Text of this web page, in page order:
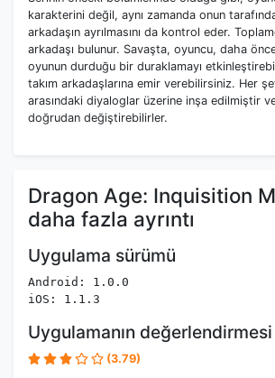
karakterini değil, aynı zamanda onun
arkadaşın ayrılmasını da kontrol eder.
arkadaşı bulunur. Savaşta, oyuncu, daha
oyunun durduğu bir duraklamayı
takım arkadaşlarına emir verebilirsiniz. Her
arasındaki diyaloglar üzerine inşa edilmiştir
doğrudan değiştirebilirler.
Dragon Age: Inquisition
daha fazla ayrıntı
Uygulama sürümü
Android: 1.0.0
iOS: 1.1.3
Uygulamanın değerlendirmesi
(3.79)